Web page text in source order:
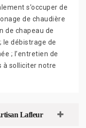
s’occuper de
de chaudière
de chapeau de
le débistrage de
; l’entretien de
à solliciter notre
Lafleur